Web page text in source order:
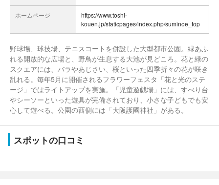
ホームページ
https://www.toshi-
kouen.jp/staticpages/index.php/suminoe_top
野球場、球技場、テニスコートを併設した大型都市公園。緑あふ
れる開放的な広場と、野鳥が生息する大池が見どころ。花と緑の
スクエアには、バラやあじさい、桜といった四季折々の花が咲き
乱れる。毎年5月に開催されるフラワーフェスタ「花と光のステ
ージ」ではライトアップを実施。「児童遊戯場」には、すべり台
やシーソーといった遊具が完備されており、小さな子どもでも安
心して遊べる。公園の西側には「大阪護國神社」がある。
スポットの口コミ